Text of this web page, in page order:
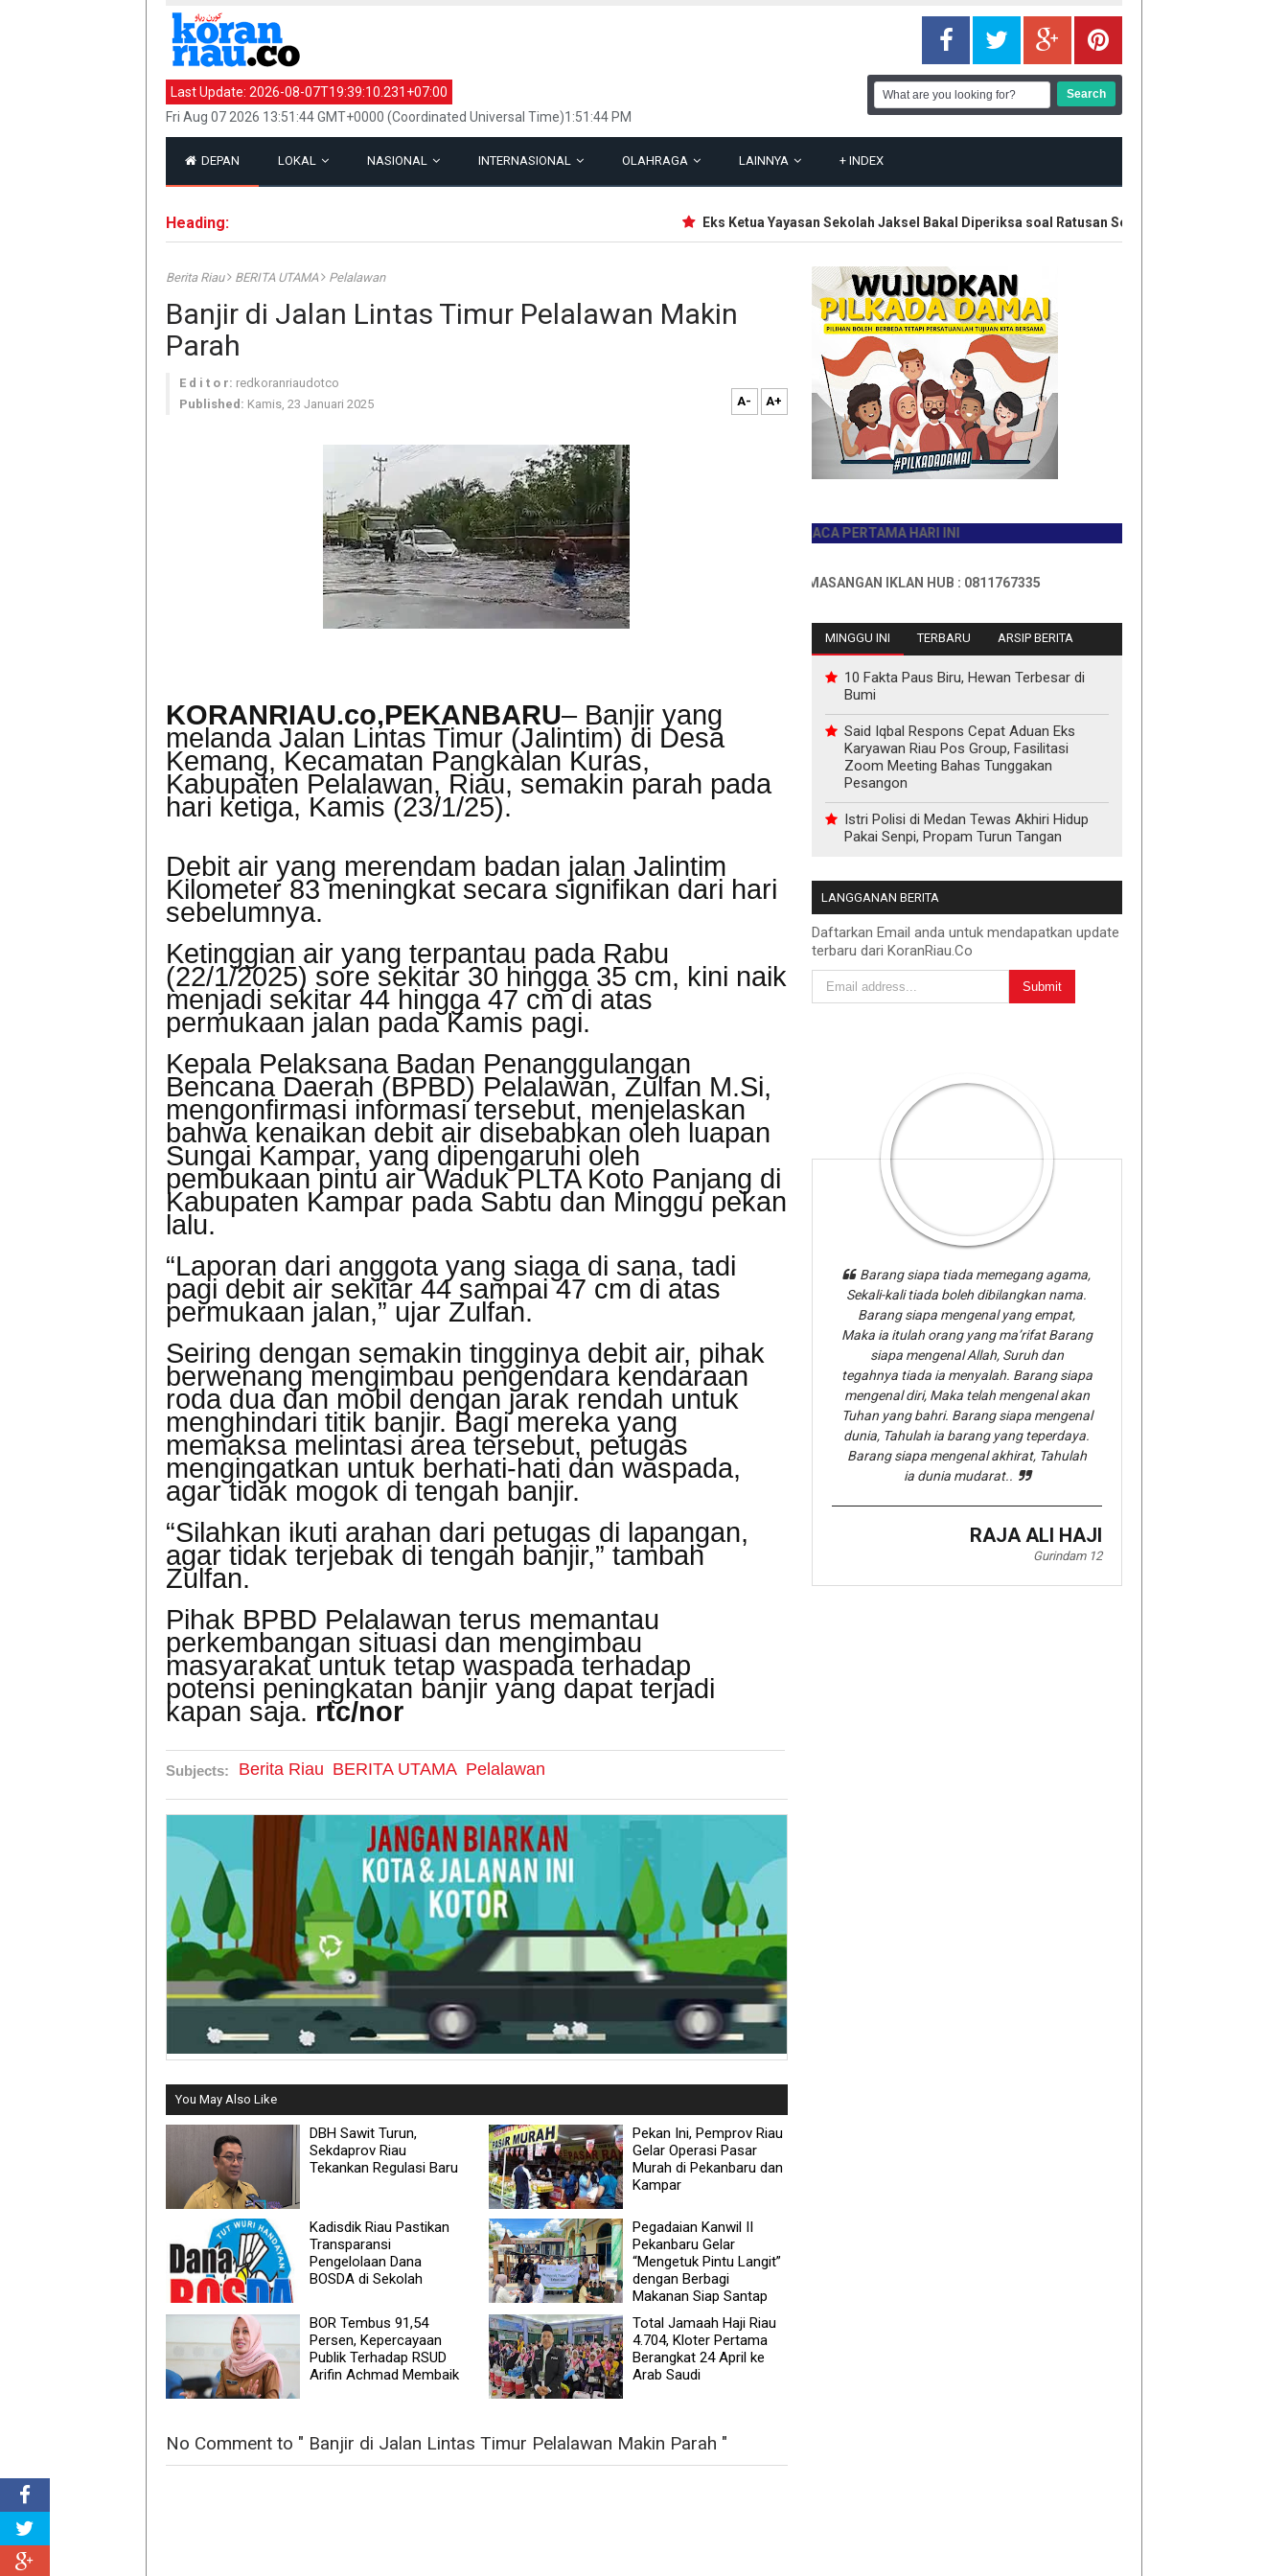
Last Update: 2026-08-07T19:39:10.231+07:00
Fri Aug 07 2026 13:51:44 GMT+0000 (Coordinated Universal Time)1:51:44 PM
DEPAN LOKAL NASIONAL INTERNASIONAL OLAHRAGA LAINNYA + INDEX
Heading: Eks Ketua Yayasan Sekolah Jaksel Bakal Diperiksa soal Ratusan Senjata
Berita Riau BERITA UTAMA Pelalawan
Banjir di Jalan Lintas Timur Pelalawan Makin
Parah
E d i t o r: redkoranriaudotco
Published: Kamis, 23 Januari 2025 A- A+
KORANRIAU.co,PEKANBARU– Banjir yang
melanda Jalan Lintas Timur (Jalintim) di Desa
Kemang, Kecamatan Pangkalan Kuras,
Kabupaten Pelalawan, Riau, semakin parah pada
hari ketiga, Kamis (23/1/25).
Debit air yang merendam badan jalan Jalintim
Kilometer 83 meningkat secara signifikan dari hari
sebelumnya.
Ketinggian air yang terpantau pada Rabu
(22/1/2025) sore sekitar 30 hingga 35 cm, kini naik
menjadi sekitar 44 hingga 47 cm di atas
permukaan jalan pada Kamis pagi.
Kepala Pelaksana Badan Penanggulangan
Bencana Daerah (BPBD) Pelalawan, Zulfan M.Si,
mengonfirmasi informasi tersebut, menjelaskan
bahwa kenaikan debit air disebabkan oleh luapan
Sungai Kampar, yang dipengaruhi oleh
pembukaan pintu air Waduk PLTA Koto Panjang di
Kabupaten Kampar pada Sabtu dan Minggu pekan
lalu.
“Laporan dari anggota yang siaga di sana, tadi
pagi debit air sekitar 44 sampai 47 cm di atas
permukaan jalan,” ujar Zulfan.
Seiring dengan semakin tingginya debit air, pihak
berwenang mengimbau pengendara kendaraan
roda dua dan mobil dengan jarak rendah untuk
menghindari titik banjir. Bagi mereka yang
memaksa melintasi area tersebut, petugas
mengingatkan untuk berhati-hati dan waspada,
agar tidak mogok di tengah banjir.
“Silahkan ikuti arahan dari petugas di lapangan,
agar tidak terjebak di tengah banjir,” tambah
Zulfan.
Pihak BPBD Pelalawan terus memantau
perkembangan situasi dan mengimbau
masyarakat untuk tetap waspada terhadap
potensi peningkatan banjir yang dapat terjadi
kapan saja. rtc/nor
Subjects: Berita Riau BERITA UTAMA Pelalawan
You May Also Like
DBH Sawit Turun,
Sekdaprov Riau
Tekankan Regulasi Baru
Pekan Ini, Pemprov Riau
Gelar Operasi Pasar
Murah di Pekanbaru dan
Kampar
Kadisdik Riau Pastikan
Transparansi
Pengelolaan Dana
BOSDA di Sekolah
Pegadaian Kanwil II
Pekanbaru Gelar
“Mengetuk Pintu Langit”
dengan Berbagi
Makanan Siap Santap
BOR Tembus 91,54
Persen, Kepercayaan
Publik Terhadap RSUD
Arifin Achmad Membaik
Total Jamaah Haji Riau
4.704, Kloter Pertama
Berangkat 24 April ke
Arab Saudi
No Comment to " Banjir di Jalan Lintas Timur Pelalawan Makin Parah "
JADILAH PEMBACA PERTAMA HARI INI
INFO PEMASANGAN IKLAN HUB : 0811767335
MINGGU INI TERBARU ARSIP BERITA
10 Fakta Paus Biru, Hewan Terbesar di
Bumi
Said Iqbal Respons Cepat Aduan Eks
Karyawan Riau Pos Group, Fasilitasi
Zoom Meeting Bahas Tunggakan
Pesangon
Istri Polisi di Medan Tewas Akhiri Hidup
Pakai Senpi, Propam Turun Tangan
LANGGANAN BERITA
Daftarkan Email anda untuk mendapatkan update
terbaru dari KoranRiau.Co
Barang siapa tiada memegang agama,
Sekali-kali tiada boleh dibilangkan nama.
Barang siapa mengenal yang empat,
Maka ia itulah orang yang ma’rifat Barang
siapa mengenal Allah, Suruh dan
tegahnya tiada ia menyalah. Barang siapa
mengenal diri, Maka telah mengenal akan
Tuhan yang bahri. Barang siapa mengenal
dunia, Tahulah ia barang yang teperdaya.
Barang siapa mengenal akhirat, Tahulah
ia dunia mudarat..
RAJA ALI HAJI
Gurindam 12